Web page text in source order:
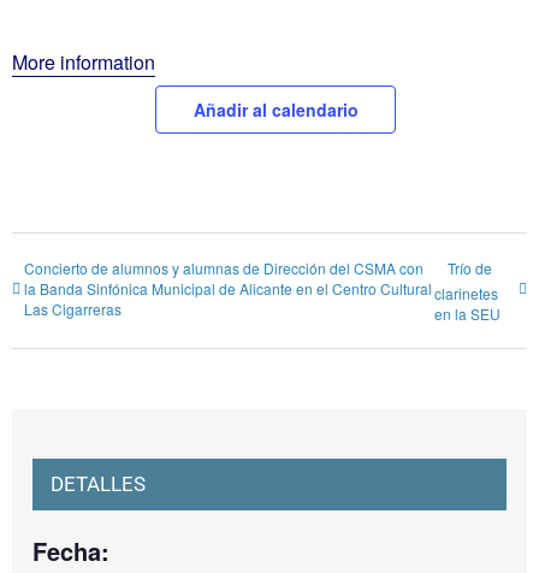
More information
Añadir al calendario
Concierto de alumnos y alumnas de Dirección del CSMA con
la Banda Sinfónica Municipal de Alicante en el Centro Cultural
Las Cigarreras
Trío de
clarinetes
en la SEU
DETALLES
Fecha: